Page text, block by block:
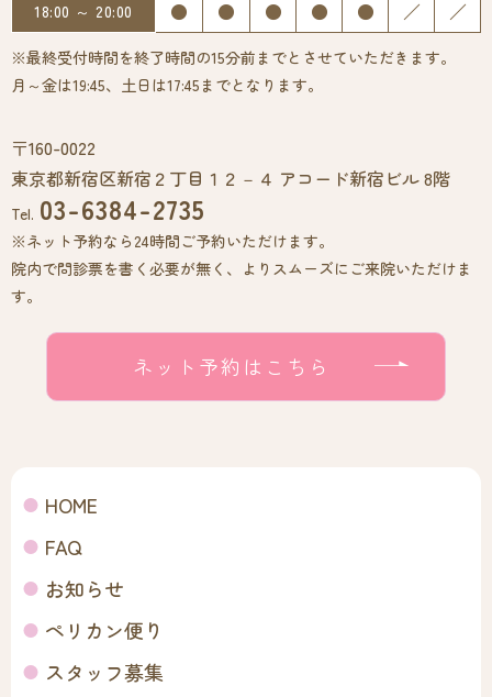
18:00 ～ 20:00 ● ● ● ● ● ／ ／
※最終受付時間を終了時間の15分前までとさせていただきます。
月～金は19:45、土日は17:45までとなります。
〒160-0022
東京都新宿区新宿２丁目１２－４ アコード新宿ビル 8階
Tel. 03-6384-2735
※ネット予約なら24時間ご予約いただけます。
院内で問診票を書く必要が無く、よりスムーズにご来院いただけま
す。
ネット予約はこちら
HOME
FAQ
お知らせ
ペリカン便り
スタッフ募集